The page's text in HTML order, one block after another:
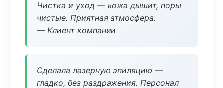
Чистка и уход — кожа дышит, поры
чистые. Приятная атмосфера.
— Клиент компании
Сделала лазерную эпиляцию —
гладко, без раздражения. Персонал